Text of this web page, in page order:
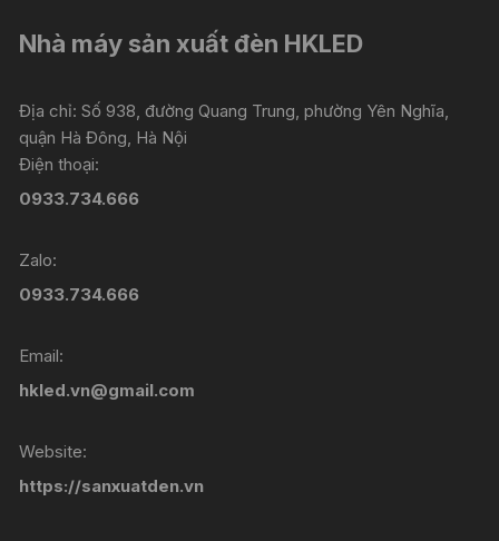
Nhà máy sản xuất đèn HKLED
Địa chỉ: Số 938, đường Quang Trung, phường Yên Nghĩa,
quận Hà Đông, Hà Nội
Điện thoại:
0933.734.666
Zalo:
0933.734.666
Email:
hkled.vn@gmail.com
Website:
https://sanxuatden.vn